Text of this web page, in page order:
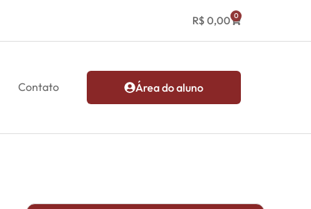
R$ 0,00 0
Contato Área do aluno